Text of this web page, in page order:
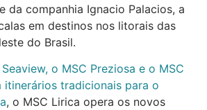
da companhia Ignacio Palacios, a
em destinos nos litorais das
do Brasil.
o MSC Preziosa e o MSC
itinerários tradicionais para o
, o MSC Lirica opera os novos